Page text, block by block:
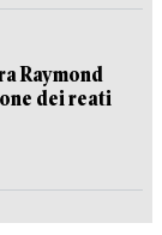
Raymond
dei reati